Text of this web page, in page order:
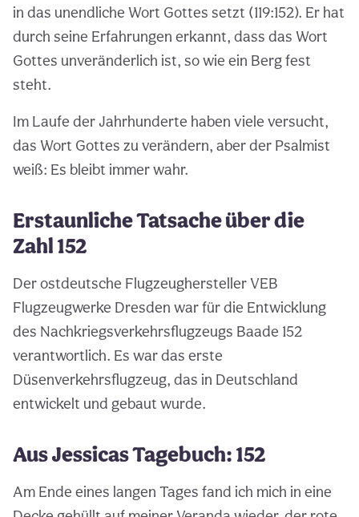
in das unendliche Wort Gottes setzt (119:152). Er hat
durch seine Erfahrungen erkannt, dass das Wort
Gottes unveränderlich ist, so wie ein Berg fest
steht.
Im Laufe der Jahrhunderte haben viele versucht,
das Wort Gottes zu verändern, aber der Psalmist
weiß: Es bleibt immer wahr.
Erstaunliche Tatsache über die
Zahl 152
Der ostdeutsche Flugzeughersteller VEB
Flugzeugwerke Dresden war für die Entwicklung
des Nachkriegsverkehrsflugzeugs Baade 152
verantwortlich. Es war das erste
Düsenverkehrsflugzeug, das in Deutschland
entwickelt und gebaut wurde.
Aus Jessicas Tagebuch: 152
Am Ende eines langen Tages fand ich mich in eine